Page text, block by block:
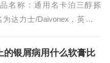
名称：通用名卡泊三醇搽
达力士/Daivonex，英文名
Chaji。主要成分：卡
的银屑病用什么软膏比